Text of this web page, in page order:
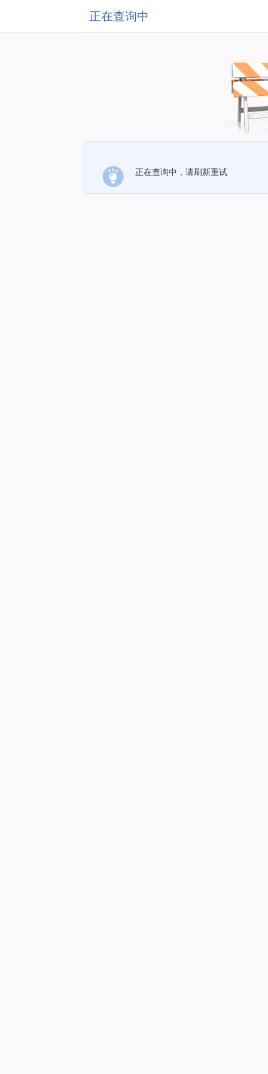
正在查询中
正在查询中，请刷新重试